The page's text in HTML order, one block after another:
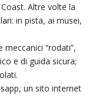
Altre volte la
in pista, ai musei,
“rodati”,
e di guida sicura;
un sito internet